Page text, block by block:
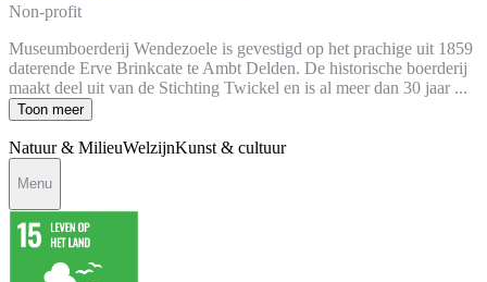
Non-profit
Museumboerderij Wendezoele is gevestigd op het prachige uit 1859
daterende Erve Brinkcate te Ambt Delden. De historische boerderij
maakt deel uit van de Stichting Twickel en is al meer dan 30 jaar ...
Toon meer
Natuur & MilieuWelzijnKunst & cultuur
Menu